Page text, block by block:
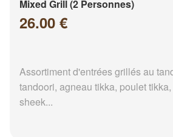
Mixed Grill (2 Personnes)
26.00 €
Assortiment d'entrées grillés au
tandoori, agneau tikka, poulet
sheek...